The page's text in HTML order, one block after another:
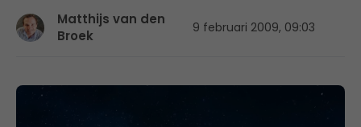
Matthijs van den
Broek
9 februari 2009, 09:03